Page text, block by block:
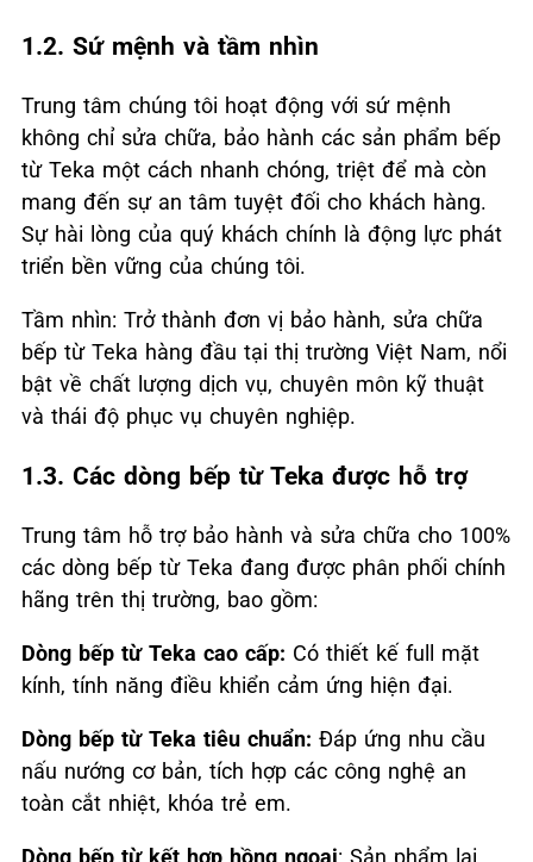
1.2. Sứ mệnh và tầm nhìn
Trung tâm chúng tôi hoạt động với sứ mệnh
không chỉ sửa chữa, bảo hành các sản phẩm bếp
từ Teka một cách nhanh chóng, triệt để mà còn
mang đến sự an tâm tuyệt đối cho khách hàng.
Sự hài lòng của quý khách chính là động lực phát
triển bền vững của chúng tôi.
Tầm nhìn: Trở thành đơn vị bảo hành, sửa chữa
bếp từ Teka hàng đầu tại thị trường Việt Nam, nổi
bật về chất lượng dịch vụ, chuyên môn kỹ thuật
và thái độ phục vụ chuyên nghiệp.
1.3. Các dòng bếp từ Teka được hỗ trợ
Trung tâm hỗ trợ bảo hành và sửa chữa cho 100%
các dòng bếp từ Teka đang được phân phối chính
hãng trên thị trường, bao gồm:
Dòng bếp từ Teka cao cấp: Có thiết kế full mặt
kính, tính năng điều khiển cảm ứng hiện đại.
Dòng bếp từ Teka tiêu chuẩn: Đáp ứng nhu cầu
nấu nướng cơ bản, tích hợp các công nghệ an
toàn cắt nhiệt, khóa trẻ em.
Dòng bếp từ kết hợp hồng ngoại: Sản phẩm lai